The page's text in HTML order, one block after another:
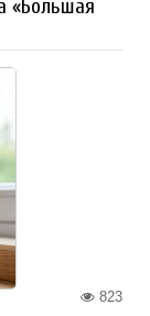
«Большая
823